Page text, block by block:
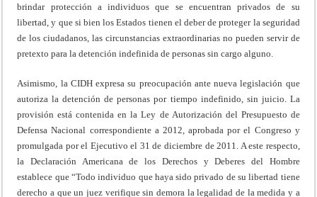
brindar protección a individuos que se encuentran privados de su
libertad, y que si bien los Estados tienen el deber de proteger la seguridad
de los ciudadanos, las circunstancias extraordinarias no pueden servir de
pretexto para la detención indefinida de personas sin cargo alguno.
Asimismo, la CIDH expresa su preocupación ante nueva legislación que
autoriza la detención de personas por tiempo indefinido, sin juicio. La
provisión está contenida en la Ley de Autorización del Presupuesto de
Defensa Nacional correspondiente a 2012, aprobada por el Congreso y
promulgada por el Ejecutivo el 31 de diciembre de 2011. A este respecto,
la Declaración Americana de los Derechos y Deberes del Hombre
establece que “Todo individuo que haya sido privado de su libertad tiene
derecho a que un juez verifique sin demora la legalidad de la medida y a